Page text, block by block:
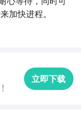
加快进程。
立即下载